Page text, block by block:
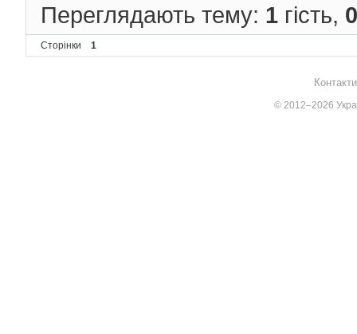
Переглядають тему: 1 гість, 0
Сторінки 1
© 2012–2026